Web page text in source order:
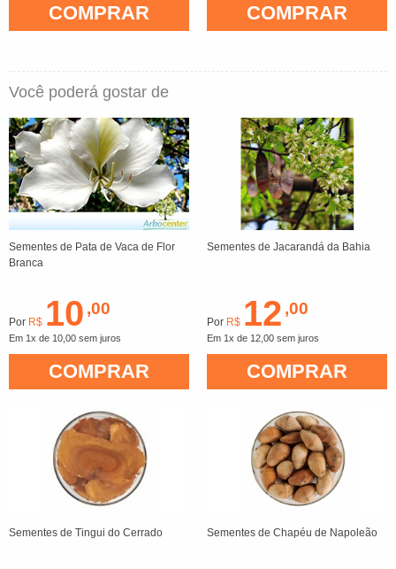
COMPRAR COMPRAR
Você poderá gostar de
Sementes de Pata de Vaca de Flor
Branca
Por R$ 10 ,00
Em 1x de 10,00 sem juros
COMPRAR
Sementes de Jacarandá da Bahia
Por R$ 12 ,00
Em 1x de 12,00 sem juros
COMPRAR
Sementes de Tingui do Cerrado Sementes de Chapéu de Napoleão